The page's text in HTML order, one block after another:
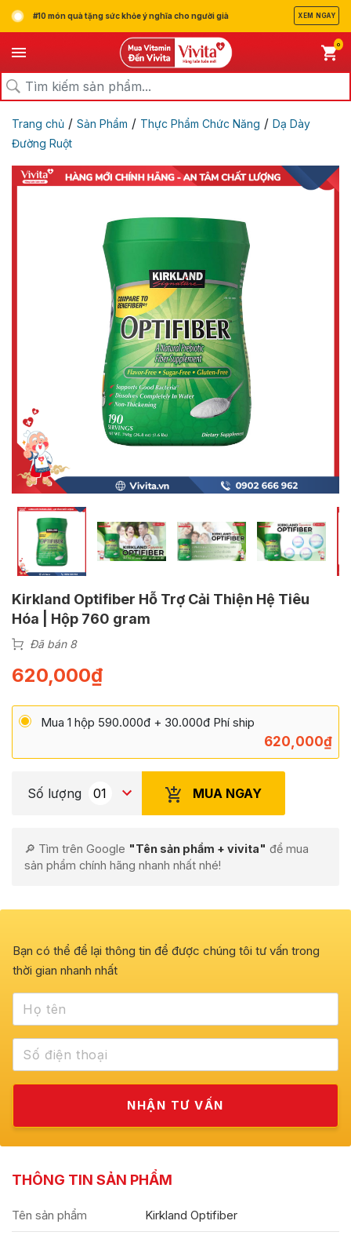
#10 món quà tặng sức khỏe ý nghĩa cho người già XEM NGAY
0
Trang chủ / Sản Phẩm / Thực Phẩm Chức Năng / Dạ Dày
Đường Ruột
Kirkland Optifiber Hỗ Trợ Cải Thiện Hệ Tiêu
Hóa | Hộp 760 gram
Đã bán 8
620,000₫
Mua 1 hộp 590.000đ + 30.000đ Phí ship
620,000₫
Số lượng MUA NGAY
🔎 Tìm trên Google "Tên sản phẩm + vivita" để mua
sản phẩm chính hãng nhanh nhất nhé!
Bạn có thể để lại thông tin để được chúng tôi tư vấn trong
thời gian nhanh nhất
THÔNG TIN SẢN PHẨM
Tên sản phẩm Kirkland Optifiber